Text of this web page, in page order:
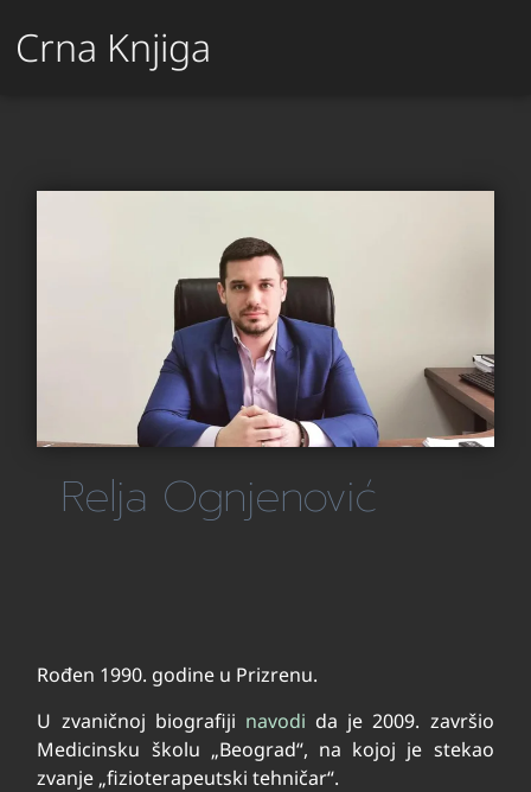
Crna Knjiga
Relja Ognjenović
Rođen 1990. godine u Prizrenu.
U zvaničnoj biografiji navodi da je 2009. završio
Medicinsku školu „Beograd“, na kojoj je stekao
zvanje „fizioterapeutski tehničar“.